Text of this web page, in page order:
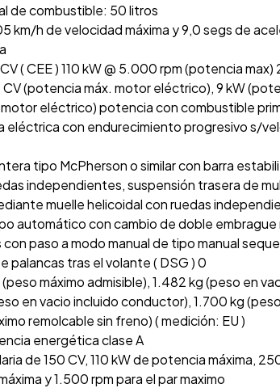
de combustible: 50 litros
km/h de velocidad máxima y 9,0 segs de
( CEE ) 110 kW @ 5.000 rpm (potencia
CV (potencia máx. motor eléctrico), 9 kW
eléctrico) potencia con combustible
eléctrica con endurecimiento progresivo s/
tipo McPherson o similar con barra
independientes, suspensión trasera de
muelle helicoidal con ruedas
automático con cambio de doble
paso a modo manual de tipo manual
palancas tras el volante ( DSG ) 0
máximo admisible), 1.482 kg (peso en
en vacio incluido conductor), 1.700 kg
remolcable sin freno) ( medición: EU )
energética clase A
de 150 CV, 110 kW de potencia máxima,
y 1.500 rpm para el par maximo